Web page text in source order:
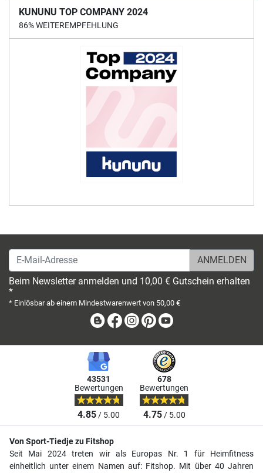
KUNUNU TOP COMPANY 2024
86% WEITEREMPFEHLUNG
E-Mail-Adresse
Beim Newsletter anmelden und 10,00 € Gutschein erhalten
*
* Einlösbar ab einem Mindestwarenwert von 50,00 €
BlogFacebook
Instagram
Pinterest
43531
Bewertungen
4.85/ 5.00
678
Bewertungen
4.75/ 5.00
Von Sport-Tiedje zu Fitshop
Seit Mai 2024 treten wir als Europas Nr. 1 für Heimfitness
einheitlich unter einem Namen auf: Fitshop. Mit über 40 Jahren